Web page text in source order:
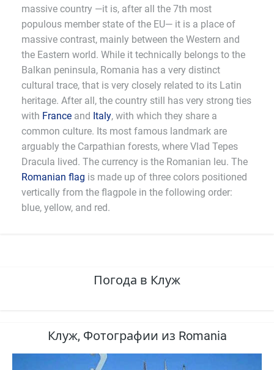
massive country —it is, after all the 7th most
populous member state of the EU— it is a place of
massive contrast, mainly between the Western and
the Eastern world. While it technically belongs to the
Balkan peninsula, Romania has a very distinct
cultural trace, that is very closely related to its Latin
heritage. After all, the country still has very strong ties
with France and Italy, with which they share a
common culture. Its most famous landmark are
arguably the Carpathian forests, where Vlad Tepes
Dracula lived. The currency is the Romanian leu. The
Romanian flag is made up of three colors positioned
vertically from the flagpole in the following order:
blue, yellow, and red.
Погода в Клуж
Клуж, Фотографии из Romania